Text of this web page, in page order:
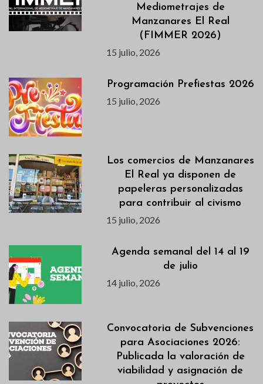
Mediometrajes de
Manzanares El Real
(FIMMER 2026)
15 julio, 2026
Programación Prefiestas 2026
15 julio, 2026
Los comercios de Manzanares
El Real ya disponen de
papeleras personalizadas
para contribuir al civismo
15 julio, 2026
Agenda semanal del 14 al 19
de julio
14 julio, 2026
Convocatoria de Subvenciones
para Asociaciones 2026:
Publicada la valoración de
viabilidad y asignación de